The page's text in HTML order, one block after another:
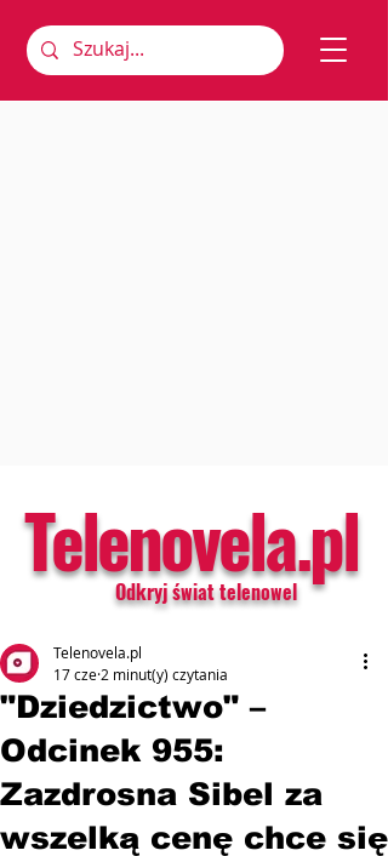
Telenovela.pl
Odkryj świat telenowel
"Dziedzictwo" –
Odcinek 955:
Zazdrosna Sibel za
wszelką cenę chce się
Telenovela.pl
17 cze 2 minut(y) czytania